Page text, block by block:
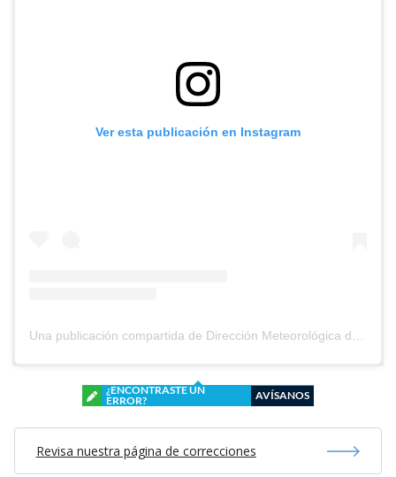
Ver esta publicación en Instagram
Una publicación compartida de Dirección Meteorológica de Chile (@meteochile)
¿ENCONTRASTE UN
ERROR?
AVÍSANOS
Revisa nuestra página de correcciones